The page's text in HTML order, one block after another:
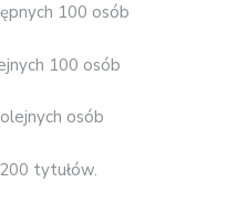
100 osób
100 osób
osób
tytułów.